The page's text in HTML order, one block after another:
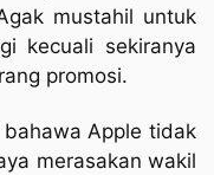
mustahil untuk
kecuali sekiranya
promosi.
Apple tidak
merasakan wakil